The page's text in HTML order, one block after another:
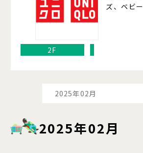
ズ、ベビー
2F
2025年02月
2025年02月